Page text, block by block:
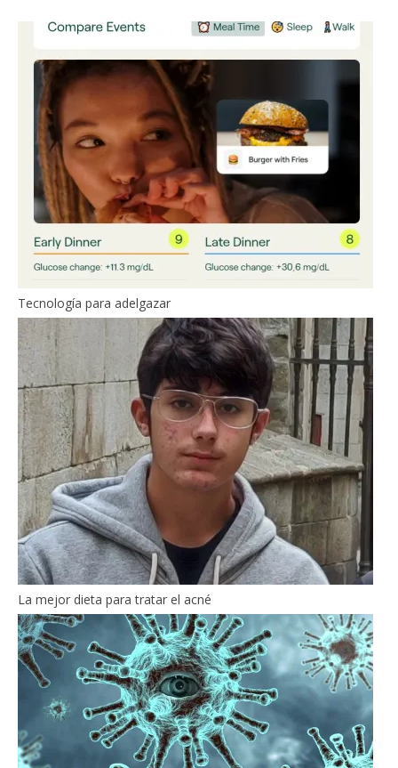
Tecnología para adelgazar
La mejor dieta para tratar el acné